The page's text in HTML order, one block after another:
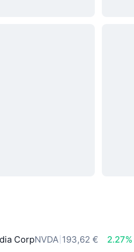
CorpNVDA 193,62 €
2.27%